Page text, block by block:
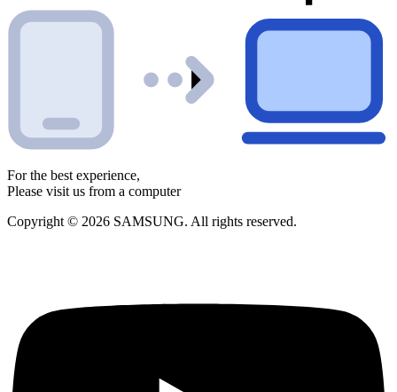
For the best experience,
Please visit us from a computer
Copyright © 2026 SAMSUNG. All rights reserved.